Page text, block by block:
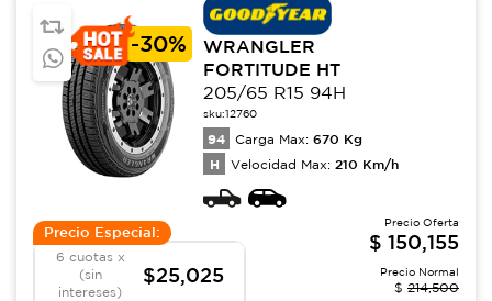
-30%
WRANGLER
FORTITUDE HT
205/65 R15 94H
sku:12760
94 Carga Max: 670 Kg
H Velocidad Max: 210 Km/h
Precio Especial:
6 cuotas x
(sin
intereses)
$25,025
Precio Oferta
$ 150,155
Precio Normal
$ 214,500